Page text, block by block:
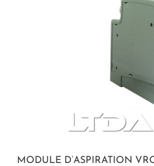
MODULE D’ASPIRATION